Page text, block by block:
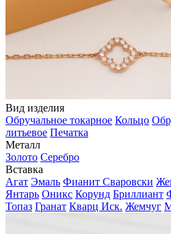
Вид изделия
Обручальное токарное Кольцо
литьевое Печатка
Металл
Золото Серебро
Вставка
Агат Эмаль Фианит Сваровски
Янтарь Оникс Корунд Бриллиант
Топаз Гранат Кварц Иск. Жемчуг